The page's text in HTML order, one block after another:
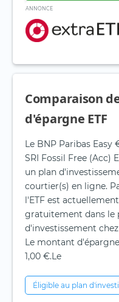
ANNONCE
Comparaison
d'épargne ETF
Le BNP Paribas
SRI Fossil Free (Acc)
un plan
courtier(s) en ligne.
l'ETF est
gratuitement dans le
d'investissement
Le montant
1,00 €.Le
Éligible au plan